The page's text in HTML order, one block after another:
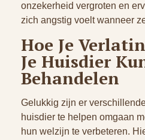
onzekerheid vergroten en
zich angstig voelt wanneer
Hoe Je
Je Huisdier
Behandelen
Gelukkig zijn er
huisdier te helpen omgaan
hun welzijn te verbeteren.